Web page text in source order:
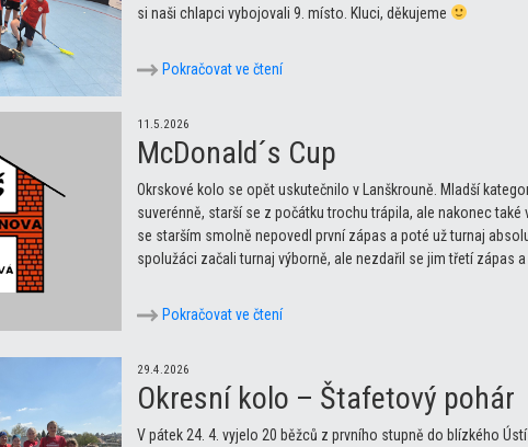
si naši chlapci vybojovali 9. místo. Kluci, děkujeme
Pokračovat ve čtení
11.5.2026
McDonald´s Cup
Okrskové kolo se opět uskutečnilo v Lanškrouně. Mladší
suverénně, starší se z počátku trochu trápila, ale nakonec
se starším smolně nepovedl první zápas a poté už turnaj
spolužáci začali turnaj výborně, ale nezdařil se jim třetí zápas
Pokračovat ve čtení
29.4.2026
Okresní kolo – Štafetový pohár
V pátek 24. 4. vyjelo 20 běžců z prvního stupně do blízkého